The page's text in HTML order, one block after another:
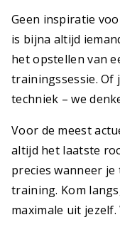
Geen inspiratie
is bijna altijd
het opstellen van
trainingssessie. Of
techniek – we
Voor de meest
altijd het laatste
precies wanneer
training. Kom
maximale uit jezelf.